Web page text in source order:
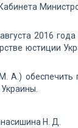
2016
юстиции
А.) обеспечить
Н. Д.